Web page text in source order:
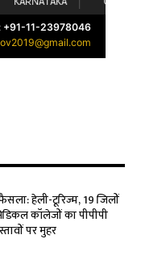
हेली-टूरिज्म, 19 जिलों
कॉलेजों का पीपीपी
पर मुहर